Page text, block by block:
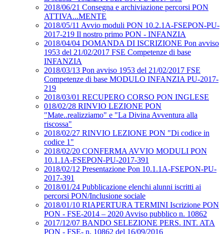
2018/06/21 Consegna e archiviazione percorsi PON
ATTIVA...MENTE
2018/05/11 Avvio moduli PON 10.2.1A-FSEPON-PU-
2017-219 Il nostro primo PON - INFANZIA
2018/04/04 DOMANDA DI ISCRIZIONE Pon avviso
1953 del 21/02/2017 FSE Competenze di base
INFANZIA
2018/03/13 Pon avviso 1953 del 21/02/2017 FSE
Competenze di base MODULO INFANZIA PU-2017-
219
2018/03/01 RECUPERO CORSO PON INGLESE
018/02/28 RINVIO LEZIONE PON
"Mate..realizziamo" e "La Divina Avventura alla
riscossa"
2018/02/27 RINVIO LEZIONE PON "Di codice in
codice 1"
2018/02/20 CONFERMA AVVIO MODULI PON
10.1.1A-FSEPON-PU-2017-391
2018/02/12 Presentazione Pon 10.1.1A-FSEPON-PU-
2017-391
2018/01/24 Pubblicazione elenchi alunni iscritti ai
percorsi PON/Inclusione sociale
2018/01/10 RIAPERTURA TERMINI Iscrizione PON
PON - FSE-2014 – 2020 Avviso pubblico n. 10862
2017/12/07 BANDO SELEZIONE PERS. INT. ATA
PON - FSE- n. 10862 del 16/09/2016